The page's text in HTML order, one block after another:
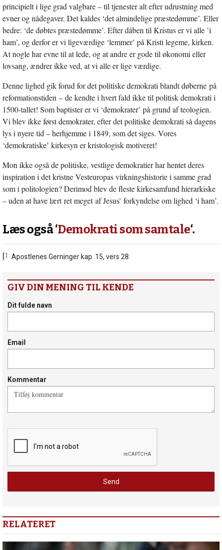
principielt i lige grad valgbare – til tjenester alt efter udrustning med
evner og nådegaver. Det kaldes ‘det almindelige præstedømme’. Eller
bedre: ‘de døbtes præstedømme’. Efter dåben til Kristus er vi alle ’i
ham’, og derfor er vi ligeværdige ‘lemmer’ på Kristi legeme, kirken.
At nogle har evne til at lede, og at andre er gode til økonomi eller
lovsang, ændrer ikke ved, at vi alle er lige værdige.
Denne lighed gik forud for det politiske demokrati blandt døberne på
reformationstiden – de kendte i hvert fald ikke til politisk demokrati i
1500-tallet! Som baptister er vi ‘demokrater’ på grund af teologien.
Vi blev ikke først demokrater, efter det politiske demokrati så dagens
lys i nyere tid – herhjemme i 1849, som det siges. Vores
‘demokratiske’ kirkesyn er kristologisk motiveret!
Mon ikke også de politiske, vestlige demokratier har hentet deres
inspiration i det kristne Vesteuropas virkningshistorie i samme grad
som i politologien? Derimod blev de fleste kirkesamfund hierarkiske
– uden at have lært ret meget af Jesus’ forkyndelse om lighed ‘i ham’.
Læs også ‘Demokrati som samtale‘.
[1] Apostlenes Gerninger kap. 15, vers 28
GIV DIN MENING TIL KENDE
Dit fulde navn
Email
Kommentar
RELATERET